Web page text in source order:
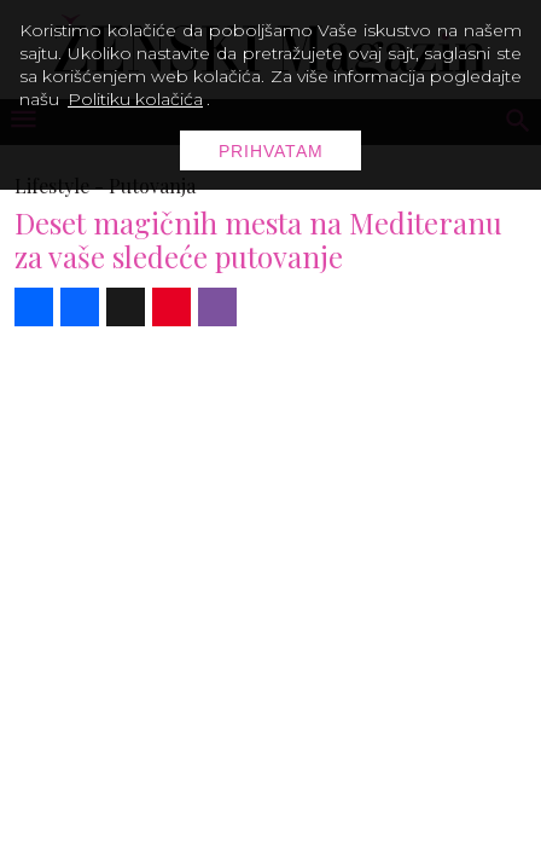
Lifestyle -Putovanja
Deset magičnih mesta na Mediteranu
za vaše sledeće putovanje
Koristimo kolačiće da poboljšamo Vaše iskustvo na našem
sajtu. Ukoliko nastavite da pretražujete ovaj sajt, saglasni ste
sa korišćenjem web kolačića. Za više informacija pogledajte
našu Politiku kolačića .
PRIHVATAM